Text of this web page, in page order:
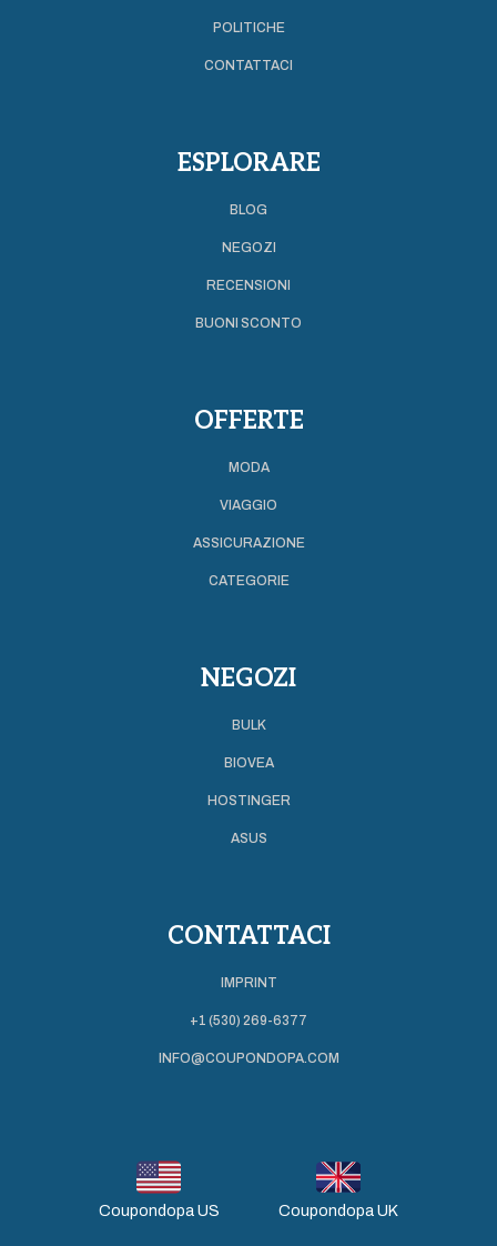
POLITICHE
CONTATTACI
ESPLORARE
BLOG
NEGOZI
RECENSIONI
BUONI SCONTO
OFFERTE
MODA
VIAGGIO
ASSICURAZIONE
CATEGORIE
NEGOZI
BULK
BIOVEA
HOSTINGER
ASUS
CONTATTACI
IMPRINT
+1 (530) 269-6377
INFO@COUPONDOPA.COM
Coupondopa US Coupondopa UK